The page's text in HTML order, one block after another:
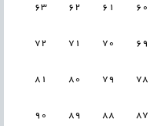
60
61
62
63
69
70
71
72
78
79
80
81
87
88
89
90